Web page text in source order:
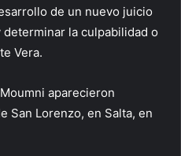
de un nuevo juicio
la culpabilidad o
Vera.
aparecieron
San Lorenzo, en Salta, en